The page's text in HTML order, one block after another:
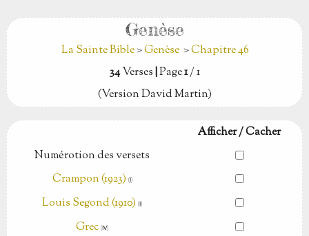
Genèse
La Sainte Bible>Genèse>Chapitre 46
34Verses|Page1/ 1
(Version David Martin)
Afficher / Cacher
Numérotion des versets
Crampon (1923) (Ⅰ)
Louis Segond (1910)(Ⅰ)
Grec (Ⅳ)